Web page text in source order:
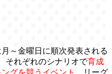
～金曜日に順次発表される
それぞれのシナリオで育成